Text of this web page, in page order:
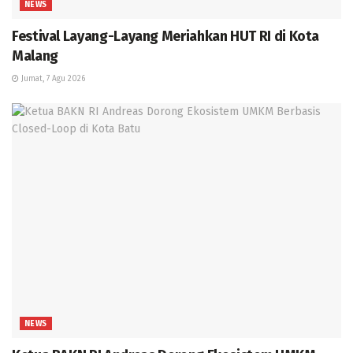
NEWS
Festival Layang-Layang Meriahkan HUT RI di Kota
Malang
Jumat, 7 Agu 2026
NEWS